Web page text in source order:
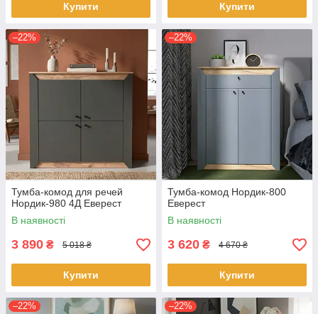
Купити Купити
–22%
Тумба-комод для речей
Нордик-980 4Д Еверест
В наявності
3 890 ₴ 5 018 ₴
Купити
–22%
Тумба-комод Нордик-800
Еверест
В наявності
3 620 ₴ 4 670 ₴
Купити
–22% –22%